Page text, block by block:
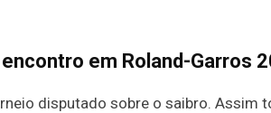
em Roland-Garros
disputado sobre o saibro. Assim